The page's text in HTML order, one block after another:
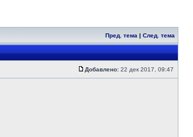
Пред. тема | След. тема
Добавлено: 22 дек 2017, 09:47